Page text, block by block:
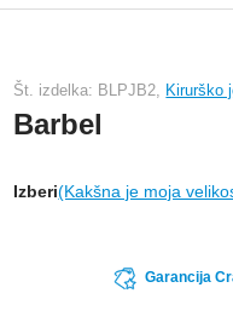
Št. izdelka: BLPJB2, Kirurško
Barbel
Izberi(Kakšna je moja
Garancija